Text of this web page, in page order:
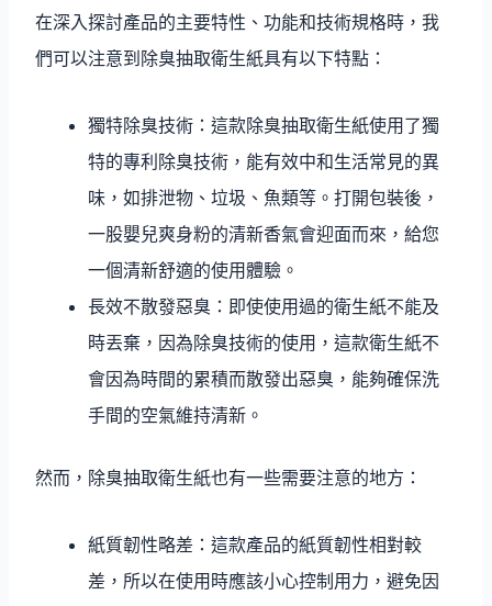
在深入探討產品的主要特性、功能和技術規格時，我
們可以注意到除臭抽取衛生紙具有以下特點：
獨特除臭技術：這款除臭抽取衛生紙使用了獨
特的專利除臭技術，能有效中和生活常見的異
味，如排泄物、垃圾、魚類等。打開包裝後，
一股嬰兒爽身粉的清新香氣會迎面而來，給您
一個清新舒適的使用體驗。
長效不散發惡臭：即使使用過的衛生紙不能及
時丟棄，因為除臭技術的使用，這款衛生紙不
會因為時間的累積而散發出惡臭，能夠確保洗
手間的空氣維持清新。
然而，除臭抽取衛生紙也有一些需要注意的地方：
紙質韌性略差：這款產品的紙質韌性相對較
差，所以在使用時應該小心控制用力，避免因